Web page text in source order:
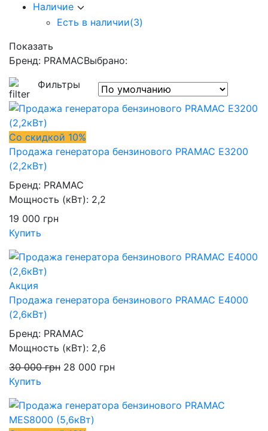
Наличие
Есть в наличии(3)
Показать
Бренд: PRAMACВыбрано:
Фильтры
Со скидкой 10%
Продажа генератора бензинового PRAMAC E3200
(2,2кВт)
Бренд: PRAMAC
Мощность (кВт): 2,2
19 000 грн
Купить
Акция
Продажа генератора бензинового PRAMAC E4000
(2,6кВт)
Бренд: PRAMAC
Мощность (кВт): 2,6
30 000грн 28 000 грн
Купить